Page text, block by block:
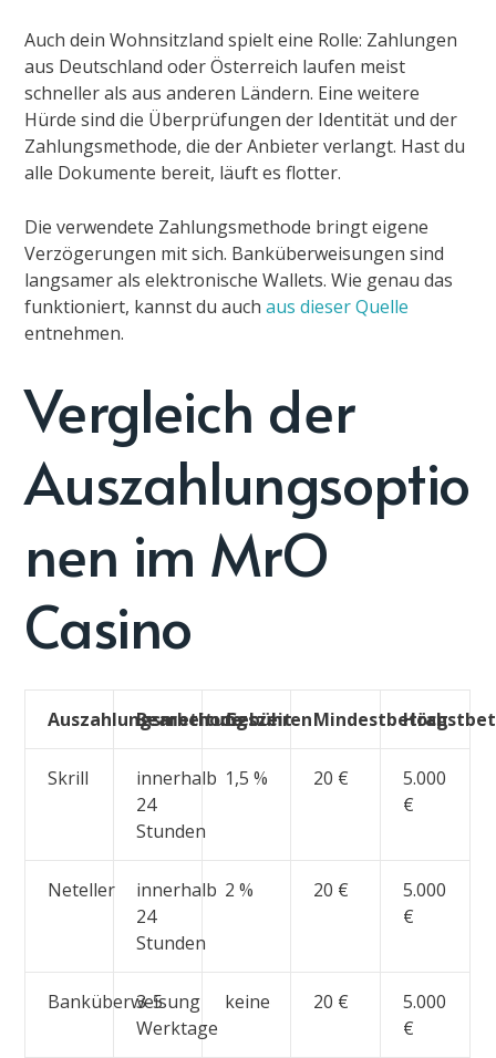
Auch dein Wohnsitzland spielt eine Rolle: Zahlungen
aus Deutschland oder Österreich laufen meist
schneller als aus anderen Ländern. Eine weitere
Hürde sind die Überprüfungen der Identität und der
Zahlungsmethode, die der Anbieter verlangt. Hast du
alle Dokumente bereit, läuft es flotter.
Die verwendete Zahlungsmethode bringt eigene
Verzögerungen mit sich. Banküberweisungen sind
langsamer als elektronische Wallets. Wie genau das
funktioniert, kannst du auchaus dieser Quelle
entnehmen.
Vergleich der
Auszahlungsoptio
nen im MrO
Casino
Auszahlungsmethode
Bearbeitungszeit
GebührenMindestbetrag
Skrill
innerhalb
24
Stunden
1,5 % 20 €
5.000
€
Neteller
innerhalb
24
Stunden
2 % 20 €
5.000
€
Banküberweisung
3-5
Werktage
keine 20 €
5.000
€